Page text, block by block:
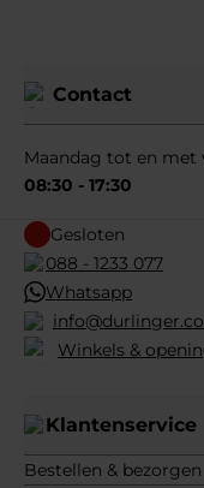
Contact
Maandag tot en met
08:30 - 17:30
Gesloten
088 - 1233 077
Whatsapp
Winkels &
Klantenservice
Bestellen & bezorgen